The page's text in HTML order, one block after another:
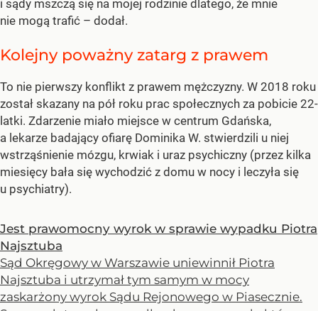
i sądy mszczą się na mojej rodzinie dlatego, że mnie
nie mogą trafić – dodał.
Kolejny poważny zatarg z prawem
To nie pierwszy konflikt z prawem mężczyzny. W 2018 roku
został skazany na pół roku prac społecznych za pobicie 22-
latki. Zdarzenie miało miejsce w centrum Gdańska,
a lekarze badający ofiarę Dominika W. stwierdzili u niej
wstrząśnienie mózgu, krwiak i uraz psychiczny (przez kilka
miesięcy bała się wychodzić z domu w nocy i leczyła się
u psychiatry).
Jest prawomocny wyrok w sprawie wypadku Piotra
Najsztuba
Sąd Okręgowy w Warszawie uniewinnił Piotra
Najsztuba i utrzymał tym samym w mocy
zaskarżony wyrok Sądu Rejonowego w Piasecznie.